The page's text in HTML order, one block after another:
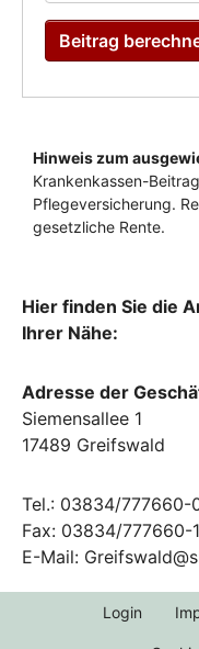
Hier finden Sie die
Ihrer Nähe:
Adresse der
Siemensallee 1
17489 Greifswald
Tel.: 03834/777660-
Fax: 03834/777660-
E-Mail:
Login